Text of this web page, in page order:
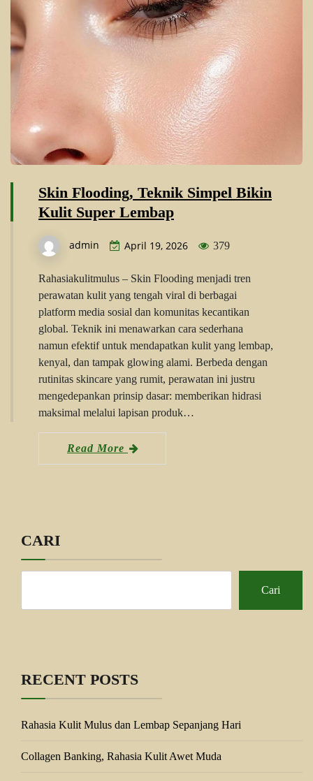
Skin Flooding, Teknik Simpel Bikin
Kulit Super Lembap
admin April 19, 2026 379
Rahasiakulitmulus – Skin Flooding menjadi tren
perawatan kulit yang tengah viral di berbagai
platform media sosial dan komunitas kecantikan
global. Teknik ini menawarkan cara sederhana
namun efektif untuk mendapatkan kulit yang lembap,
kenyal, dan tampak glowing alami. Berbeda dengan
rutinitas skincare yang rumit, perawatan ini justru
mengedepankan prinsip dasar: memberikan hidrasi
maksimal melalui lapisan produk…
Read More
CARI
Cari
RECENT POSTS
Rahasia Kulit Mulus dan Lembap Sepanjang Hari
Collagen Banking, Rahasia Kulit Awet Muda